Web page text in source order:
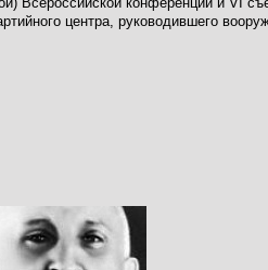
центра, руководившего